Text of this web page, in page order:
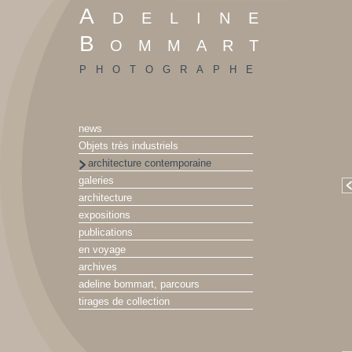
Adeline
Bommart
photographe
news
Objets très industriels
architecture contemporaine
galeries
architecture
expositions
publications
en voyage
archives
adeline bommart, parcours
tirages de collection